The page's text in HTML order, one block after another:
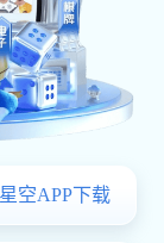
钣金件加工
铝合金压铸